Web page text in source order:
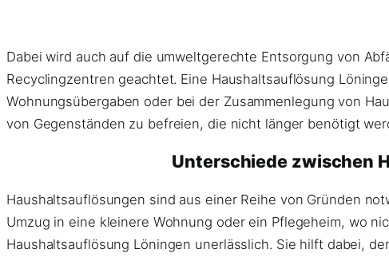
Dabei wird auch auf die umweltgerechte Entsorgung von
Recyclingzentren geachtet. Eine Haushaltsauflösung
Wohnungsübergaben oder bei der Zusammenlegung von
von Gegenständen zu befreien, die nicht länger benötigt
Unterschiede zwischen
Haushaltsauflösungen sind aus einer Reihe von Gründen
Umzug in eine kleinere Wohnung oder ein Pflegeheim, wo
Haushaltsauflösung Löningen unerlässlich. Sie hilft dabei,